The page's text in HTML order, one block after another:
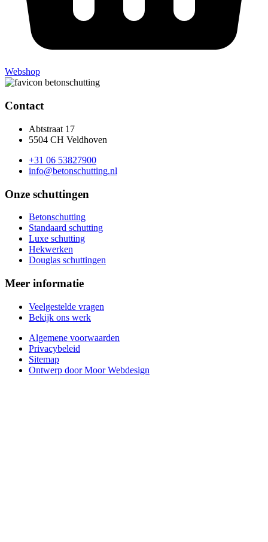
Webshop
Contact
Abtstraat 17
5504 CH Veldhoven
+31 06 53827900
info@betonschutting.nl
Onze schuttingen
Betonschutting
Standaard schutting
Luxe schutting
Hekwerken
Douglas schuttingen
Meer informatie
Veelgestelde vragen
Bekijk ons werk
Algemene voorwaarden
Privacybeleid
Sitemap
Ontwerp door Moor Webdesign